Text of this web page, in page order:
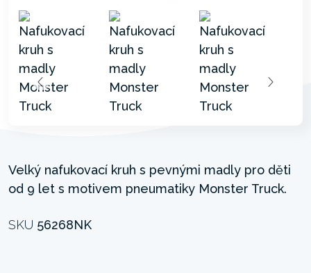
Velký nafukovací kruh s pevnými madly pro děti
od 9 let s motivem pneumatiky Monster Truck.
SKU 56268NK